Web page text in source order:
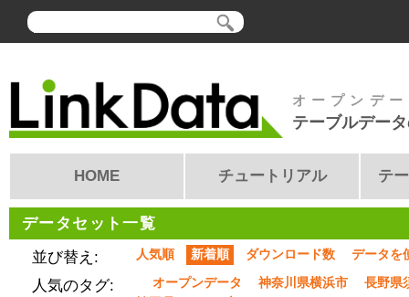
オープンデ
テーブルデー
HOME チュートリアル テ
データセット一覧
並び替え:
人気順 新着順 ダウンロード数 データを
人気のタグ: オープンデータ 神奈川県横浜市
長野県